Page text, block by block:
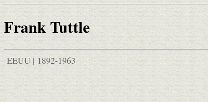
Frank Tuttle
EEUU | 1892-1963